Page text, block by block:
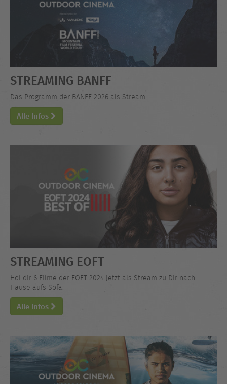
STREAMING BANFF
Das Programm der BANFF 2026 als Stream.
Alle Infos
STREAMING EOFT
Hol dir 6 Filme der EOFT 2024 jetzt als Stream zu Dir nach
Hause aufs Sofa.
Alle Infos